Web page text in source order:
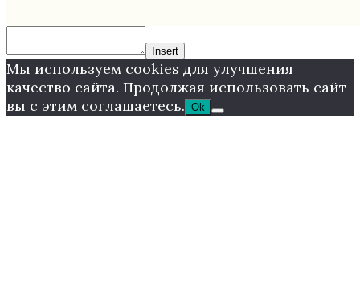
Insert
Мы используем cookies для улучшения
качество сайта. Продолжая использовать сайт
вы с этим соглашаетесь. Ok